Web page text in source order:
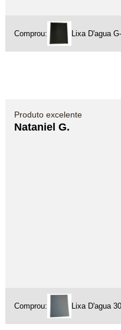
Comprou: Lixa D'agua
Produto excelente
Nataniel G.
Comprou: Lixa D'agua